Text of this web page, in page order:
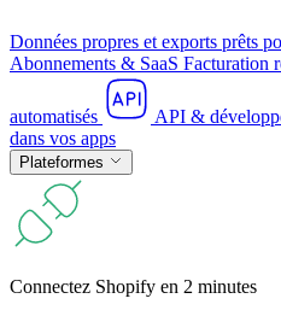
Données propres et exports prêts
Abonnements & SaaS Facturation
automatisés API &
dans vos apps
Plateformes
Connectez Shopify en 2 minutes